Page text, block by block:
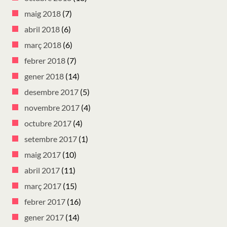
maig 2018 (7)
abril 2018 (6)
març 2018 (6)
febrer 2018 (7)
gener 2018 (14)
desembre 2017 (5)
novembre 2017 (4)
octubre 2017 (4)
setembre 2017 (1)
maig 2017 (10)
abril 2017 (11)
març 2017 (15)
febrer 2017 (16)
gener 2017 (14)